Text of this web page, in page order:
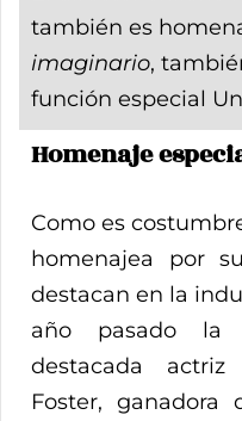
también es
imaginario,
función especial
Homenaje
Como es
homenajea por
destacan en la
año pasado la
destacada actriz
Foster, ganadora